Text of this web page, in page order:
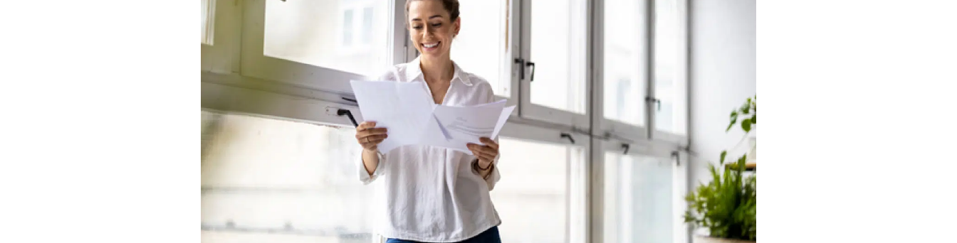
Medlemskap
Kurs og konferanser
Bli medlem
Logg inn
Kontakt oss
adm@norsktakst.no
22 08 76 00
Besøksadresse:
Klingenberggt. 7A, 0161 Oslo